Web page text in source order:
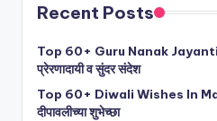
Recent Posts
Top 60+ Guru Nanak Jayanti
प्रेरणादायी व सुंदर संदेश
Top 60+ Diwali Wishes In
दीपावलीच्या शुभेच्छा